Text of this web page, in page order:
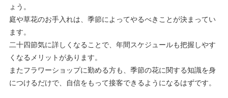
ょう。
庭や草花のお手入れは、季節によってやるべきことが決まってい
ます。
二十四節気に詳しくなることで、年間スケジュールも把握しやす
くなるメリットがあります。
またフラワーショップに勤める方も、季節の花に関する知識を身
につけるだけで、自信をもって接客できるようになるはずです。